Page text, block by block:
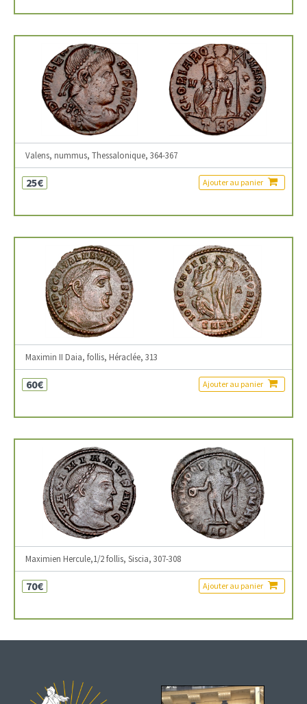
Valens, nummus, Thessalonique, 364-367
25€ Ajouter au panier
Maximin II Daia, follis, Héraclée, 313
60€ Ajouter au panier
Maximien Hercule,1/2 follis, Siscia, 307-308
70€ Ajouter au panier